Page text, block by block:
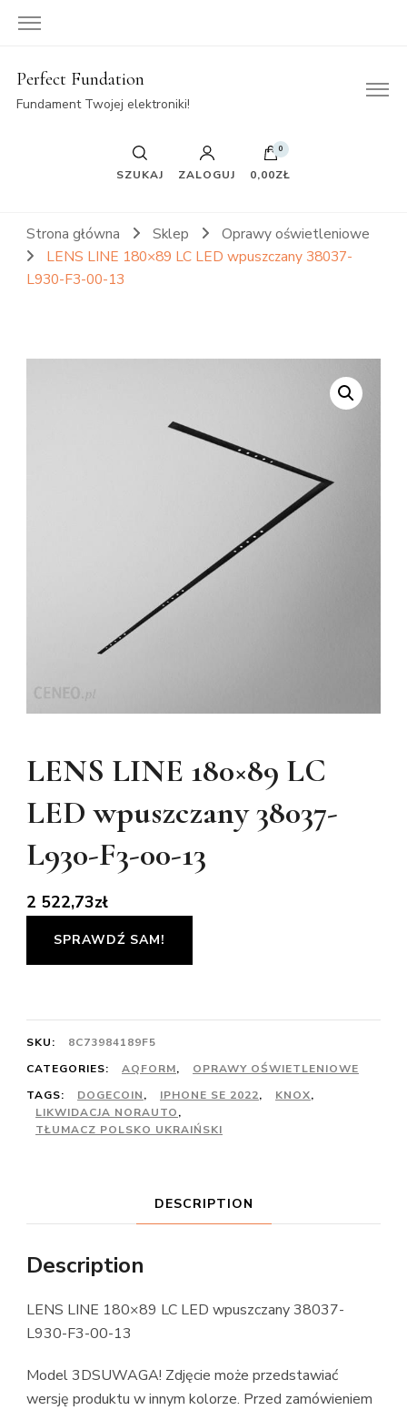
Perfect Fundation
Fundament Twojej elektroniki!
SZUKAJ ZALOGUJ
0
0,00ZŁ
Strona główna Sklep
Oprawy oświetleniowe
LENS LINE 180×89 LC LED wpuszczany 38037-
L930-F3-00-13
LENS LINE 180×89 LC
LED wpuszczany 38037-
L930-F3-00-13
2 522,73zł
SPRAWDŹ SAM!
SKU:
8C73984189F5
CATEGORIES:
AQFORM,
OPRAWY OŚWIETLENIOWE
TAGS:
DOGECOIN, IPHONE SE 2022, KNOX,
LIKWIDACJA NORAUTO,
TŁUMACZ POLSKO UKRAIŃSKI
DESCRIPTION
Description
LENS LINE 180×89 LC LED wpuszczany 38037-
L930-F3-00-13
Model 3DSUWAGA! Zdjęcie może przedstawiać
wersję produktu w innym kolorze. Przed zamówieniem